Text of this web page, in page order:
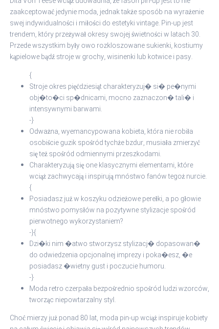
zaakceptować jedynie moda, jednak także sposób na wyrażenie
swej indywidualności i miłości do estetyki vintage. Pin-up jest
trendem, który przeżywał okresy swojej świetności w latach 30.
Przede wszystkim były owo rozkloszowane sukienki, kostiumy
kąpielowe bądź stroje w grochy, wisinenki lub kotwice i pasy.
{
Stroje okres pięćdziesiąt charakteryzuj� si� pe�nymi
obj�to�ci sp�dnicami, mocno zaznaczon� tali� i
intensywnymi barwami.
-}
Odważna, wyemancypowana kobieta, która nie robiła
osobiście guzik spośród tychże bzdur, musiała zmierzyć
się też spośród odmiennymi przeszkodami.
Charakteryzują się one klasycznymi elementami, które
wciąż zachwycają i inspirują mnóstwo fanów tegoż nurcie.
{
Posiadasz już w koszyku odzieżowe perełki, a po głowie
mnóstwo pomysłów na pozytywne stylizacje spośród
pierwotnego wykorzystaniem?
-}{
Dzi�ki nim �atwo stworzysz stylizacj� dopasowan�
do odwiedzenia opcjonalnej imprezy i poka�esz, �e
posiadasz �wietny gust i poczucie humoru.
-}
Moda retro czerpała bezpośrednio spośród ludzi wzorców,
tworząc niepowtarzalny styl.
Choć mierzy już ponad 80 lat, moda pin-up wciąż inspiruje kobiety